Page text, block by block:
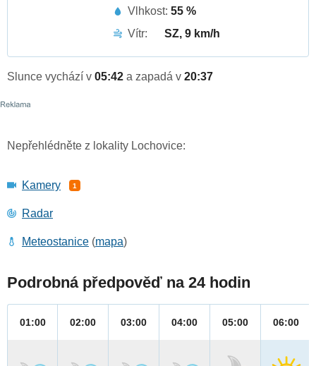
Vlhkost: 55 %
Vítr:
SZ, 9 km/h
Slunce vychází v 05:42 a zapadá v 20:37
Nepřehlédněte z lokality Lochovice:
Kamery 1
Radar
Meteostanice (mapa)
Podrobná předpověď na 24 hodin
01:00 02:00 03:00 04:00 05:00 06:00